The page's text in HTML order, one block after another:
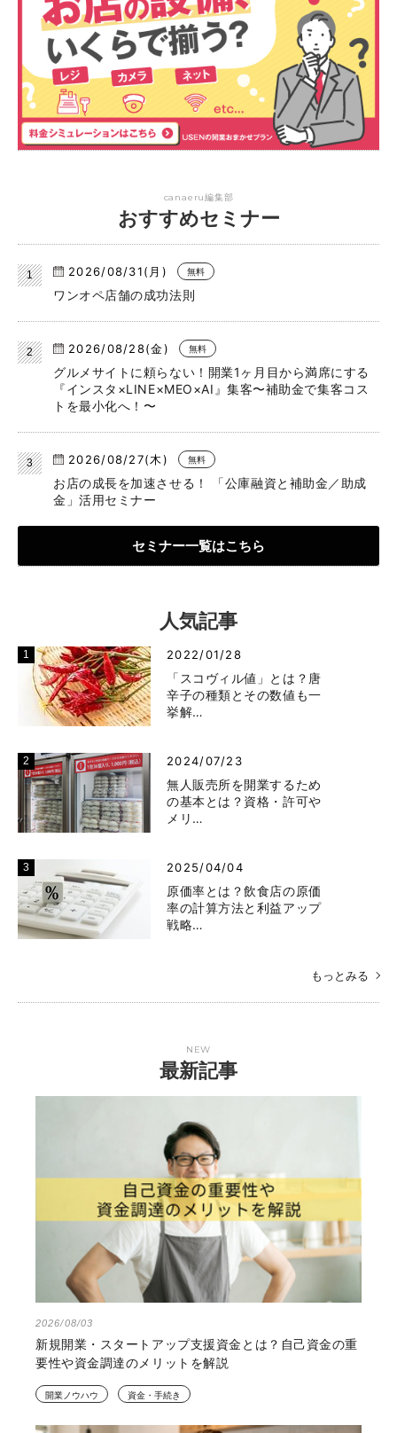
canaeru編集部
おすすめセミナー
2026/08/31(月) 無料
ワンオペ店舗の成功法則
2026/08/28(金) 無料
グルメサイトに頼らない！開業1ヶ月目から満席にする
『インスタ×LINE×MEO×AI』集客〜補助金で集客コス
トを最小化へ！〜
2026/08/27(木) 無料
お店の成長を加速させる！ 「公庫融資と補助金／助成
金」活用セミナー
セミナー一覧はこちら
人気記事
2022/01/28
「スコヴィル値」とは？唐
辛子の種類とその数値も一
挙解…
2024/07/23
無人販売所を開業するため
の基本とは？資格・許可や
メリ…
2025/04/04
原価率とは？飲食店の原価
率の計算方法と利益アップ
戦略…
もっとみる
NEW
最新記事
2026/08/03
新規開業・スタートアップ支援資金とは？自己資金の重
要性や資金調達のメリットを解説
開業ノウハウ 資金・手続き